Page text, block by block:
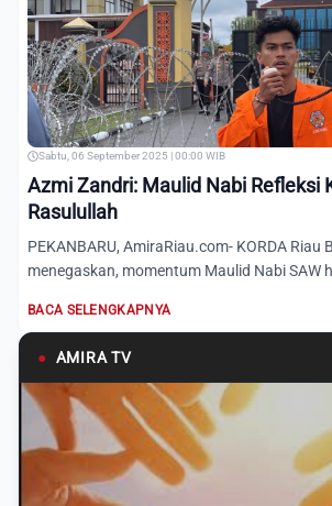
Sabtu, 06 September 2025 | 00:00 WIB
Azmi Zandri: Maulid Nabi Refleksi
Rasulullah
PEKANBARU, AmiraRiau.com- KORDA Riau
menegaskan, momentum Maulid Nabi SAW
BACA SELENGKAPNYA
● AMIRA TV